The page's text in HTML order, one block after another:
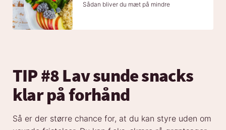
Sådan bliver du mæt på mindre
TIP #8 Lav sunde snacks
klar på forhånd
Så er der større chance for, at du kan styre uden om